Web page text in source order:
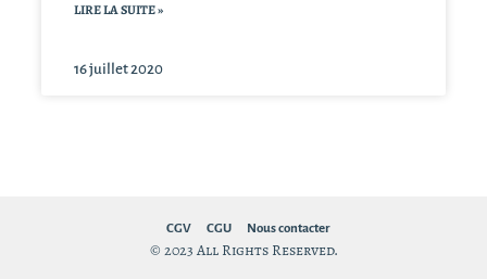
LIRE LA SUITE »
16 juillet 2020
CGV CGU Nous contacter
© 2023 All Rights Reserved.